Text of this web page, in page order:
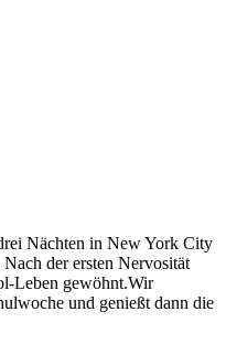
Nächten in New York City
der ersten Nervosität
Leben gewöhnt.Wir
und genießt dann die